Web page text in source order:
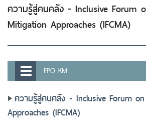
ความรู้สู่คนคลัง - Inclusive Forum
Mitigation Approaches (IFCMA)
FPO KM
ความรู้สู่คนคลัง - Inclusive Forum
Approaches (IFCMA)